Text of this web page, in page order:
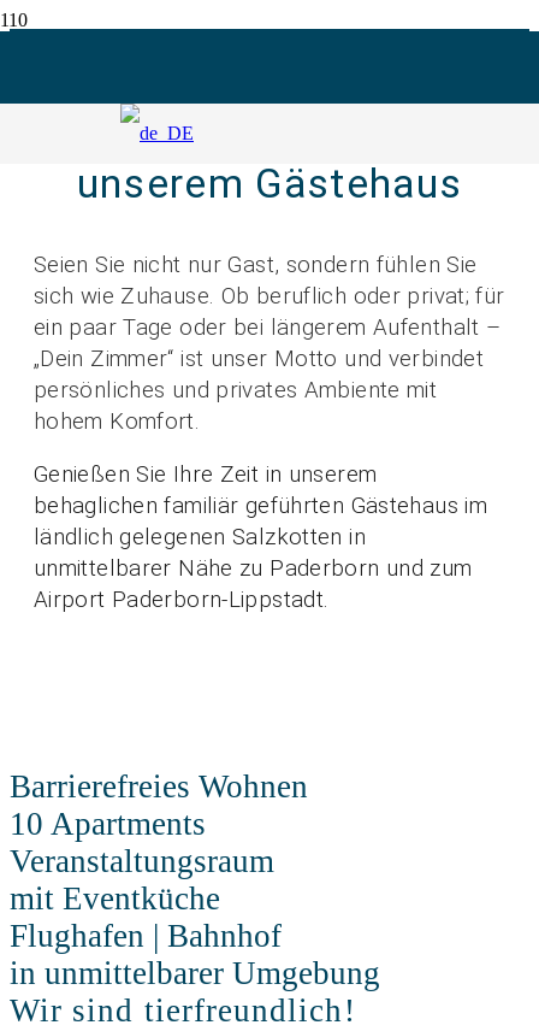
Herzlich Willkommen in
unserem Gästehaus
Seien Sie nicht nur Gast, sondern fühlen Sie
sich wie Zuhause. Ob beruflich oder privat; für
ein paar Tage oder bei längerem Aufenthalt –
„Dein Zimmer“ ist unser Motto und verbindet
persönliches und privates Ambiente mit
hohem Komfort.
Genießen Sie Ihre Zeit in unserem
behaglichen familiär geführten Gästehaus im
ländlich gelegenen Salzkotten in
unmittelbarer Nähe zu Paderborn und zum
Airport Paderborn-Lippstadt.
Barrierefreies Wohnen
10 Apartments
Veranstaltungsraum
mit Eventküche
Flughafen | Bahnhof
in unmittelbarer Umgebung
Wir sind tierfreundlich!